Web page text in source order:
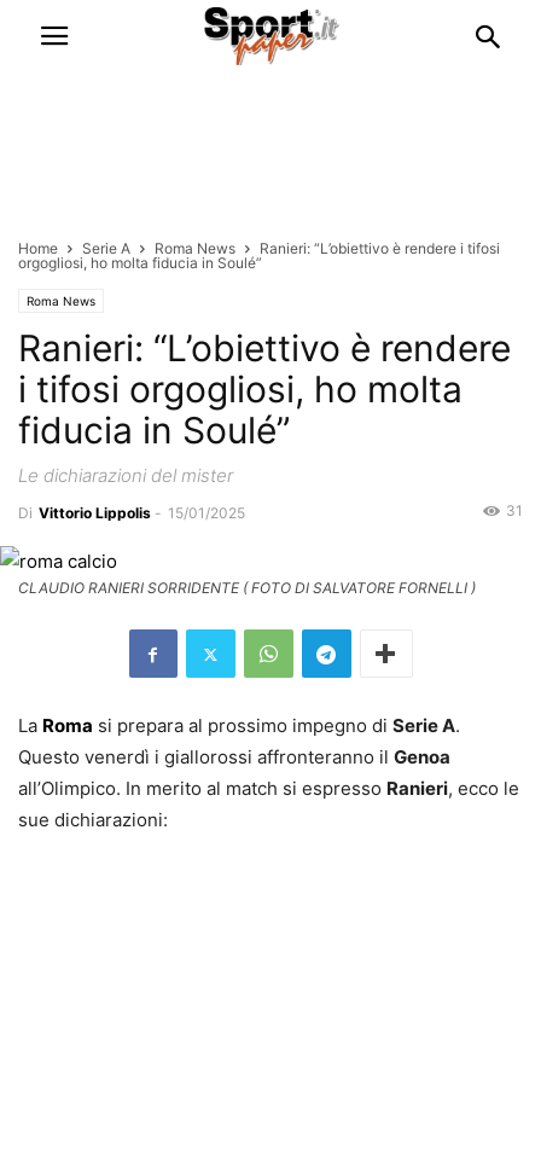
Home Serie A Roma News
Ranieri: “L’obiettivo è rendere i tifosi
orgogliosi, ho molta fiducia in Soulé”
Roma News
Ranieri: “L’obiettivo è rendere
i tifosi orgogliosi, ho molta
fiducia in Soulé”
Le dichiarazioni del mister
Di Vittorio Lippolis - 15/01/2025 31
CLAUDIO RANIERI SORRIDENTE ( FOTO DI SALVATORE FORNELLI )
La Roma si prepara al prossimo impegno di Serie A.
Questo venerdì i giallorossi affronteranno il Genoa
all’Olimpico. In merito al match si espresso Ranieri, ecco le
sue dichiarazioni: